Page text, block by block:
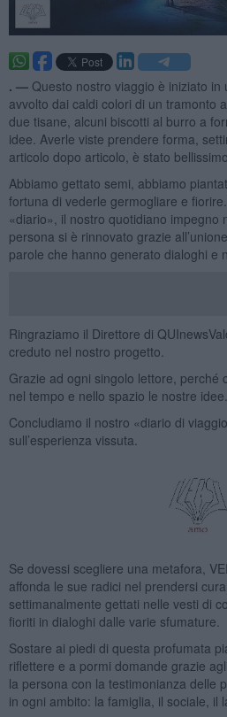
. — Questo nostro viaggio è iniziato
avvolto dai caldi colori di un tramonto
due tisane, alcuni biscotti al burro a
idee. Averle viste prendere forma,
articolo dopo articolo, è stato
Abbiamo gettato semi, abbiamo
fortuna di vederle germogliare e
«diario», il nostro quotidiano impegno
persona si è rinnovato grazie
parole che hanno generato dialoghi e
Ringraziamo il Direttore di
creduto nel nostro progetto.
Grazie ad ogni singolo lettore, perché
nel tempo e nello spazio le nostre idee.
Concludiamo il nostro «diario di
sull’esperienza vissuta.
Se dovessi scegliere una metafora,
affonda le sue radici nel prendersi
settimanalmente gettati nelle vesti di
fioriti in dialoghi dalle varie sfumature.
Sostare ai piedi di questa profumata
riflettere e a pormi domande grazie
la persona con la testimonianza delle
in ogni ambito: la famiglia, il sociale, il